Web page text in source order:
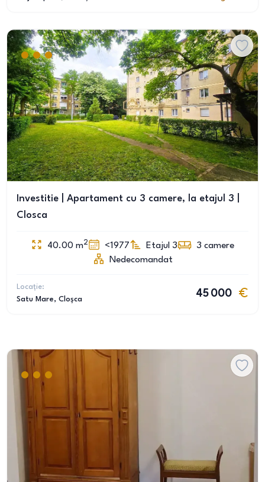
Investitie | Apartament cu 3 camere, la etajul 3 |
Closca
40.00 m2 <1977 Etajul 3 3 camere
Nedecomandat
Locație:
Satu Mare, Cloșca
45 000